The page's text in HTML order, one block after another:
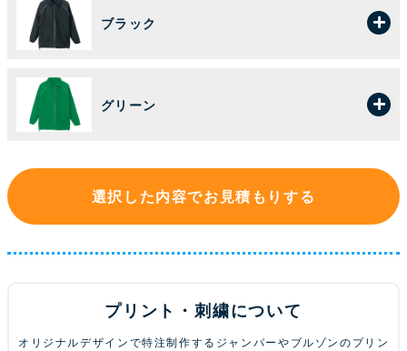
ブラック
グリーン
選択した内容でお見積もりする
プリント・刺繍について
オリジナルデザインで特注制作するジャンパーやブルゾンのプリン